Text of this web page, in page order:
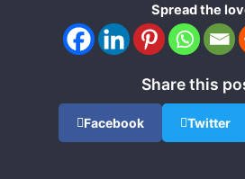
Spread the
Share this
Facebook Twitter